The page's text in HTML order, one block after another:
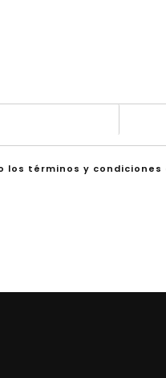
los términos y condiciones